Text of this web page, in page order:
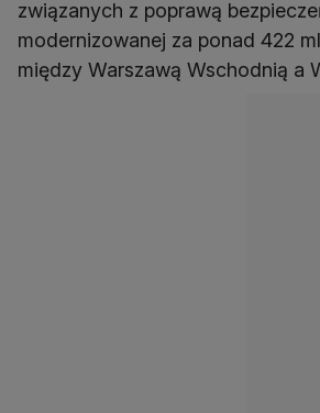
związanych z poprawą
modernizowanej za ponad 422
między Warszawą Wschodnią a